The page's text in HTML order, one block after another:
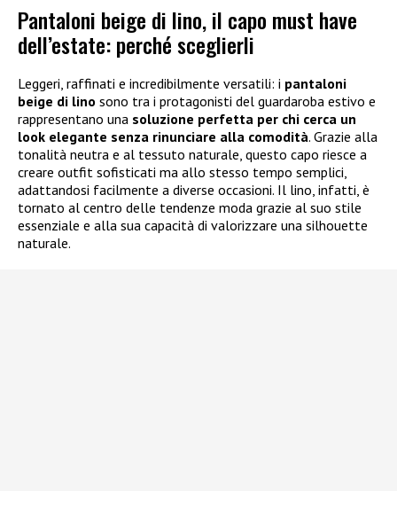
Pantaloni beige di lino, il capo must have
dell’estate: perché sceglierli
Leggeri, raffinati e incredibilmente versatili: i pantaloni
beige di lino sono tra i protagonisti del guardaroba estivo e
rappresentano una soluzione perfetta per chi cerca un
look elegante senza rinunciare alla comodità. Grazie alla
tonalità neutra e al tessuto naturale, questo capo riesce a
creare outfit sofisticati ma allo stesso tempo semplici,
adattandosi facilmente a diverse occasioni. Il lino, infatti, è
tornato al centro delle tendenze moda grazie al suo stile
essenziale e alla sua capacità di valorizzare una silhouette
naturale.